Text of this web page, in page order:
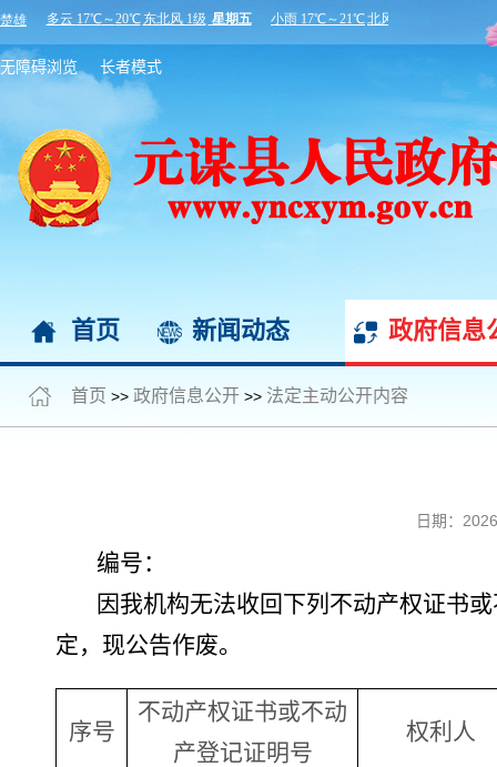
无障碍浏览 长者模式
首页 新闻动态 政府信息
首页 >> 政府信息公开 >> 法定主动公开内容
日期：
编号：
因我机构无法收回下列不动产权证书
定，现公告作废。
序号
不动产权证书或不动
产登记证明号
权利人